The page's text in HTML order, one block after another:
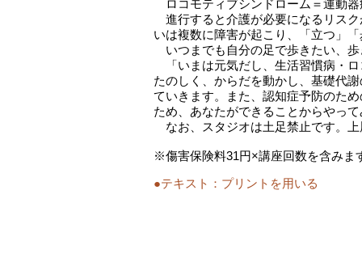
ロコモティブシンドローム＝運動
進行すると介護が必要になるリス
いは複数に障害が起こり、「立つ」
いつまでも自分の足で歩きたい、
「いまは元気だし、生活習慣病・
たのしく、からだを動かし、基礎代
ていきます。また、認知症予防のた
ため、あなたができることからやっ
なお、スタジオは土足禁止です。
※傷害保険料31円×講座回数を含みま
●テキスト： プリントを用いる